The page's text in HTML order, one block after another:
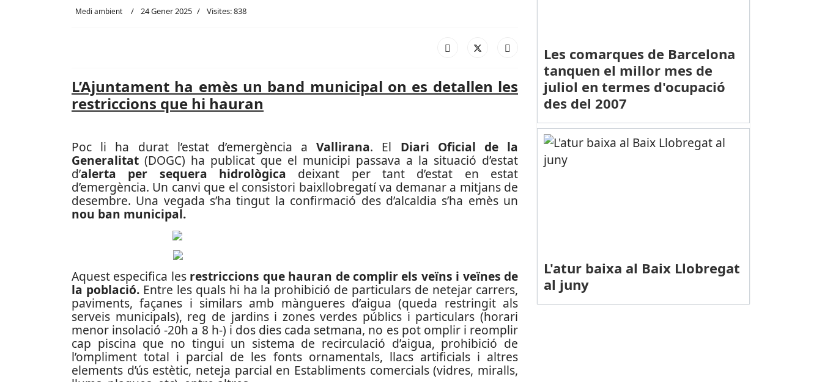
Medi ambient 24 Gener 2025 Visites: 838
L’Ajuntament ha emès un band municipal on es detallen les
restriccions que hi hauran
Poc li ha durat l’estat d’emergència aVallirana. El Diari Oficial de la
Generalitat (DOGC) ha publicat que el municipi passava a la situació d’estat
d’alerta per sequera hidrològica deixant per tant d’estat en estat
d’emergència. Un canvi que el consistori baixllobregatí va demanar a mitjans de
desembre. Una vegada s’ha tingut la confirmació des d’alcaldia s’ha emès un
nou ban municipal.
Aquest especifica les restriccions que hauran de complir els veïns i veïnes de
la població.Entre les quals hi ha la prohibició de particulars de netejar carrers,
paviments, façanes i similars amb màngueres d’aigua (queda restringit als
serveis municipals), reg de jardins i zones verdes públics i particulars (horari
menor insolació -20h a 8 h-) i dos dies cada setmana, no es pot omplir i reomplir
cap piscina que no tingui un sistema de recirculació d’aigua, prohibició de
l’ompliment total i parcial de les fonts ornamentals, llacs artificials i altres
elements d’ús estètic, neteja parcial en Establiments comercials (vidres, miralls,
Les comarques de Barcelona
tanquen el millor mes de
juliol en termes d'ocupació
des del 2007
L'atur baixa al Baix Llobregat
al juny